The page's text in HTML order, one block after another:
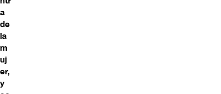
a
de
la
m
uj
er,
y